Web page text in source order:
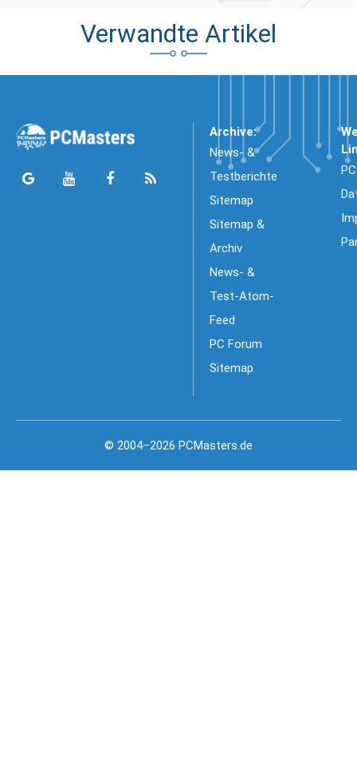
Verwandte Artikel
Archive:
News- &
Testberichte
Sitemap
Sitemap &
Archiv
News- &
Test-Atom-
Feed
PC Forum
Sitemap
© 2004–2026 PCMasters.de